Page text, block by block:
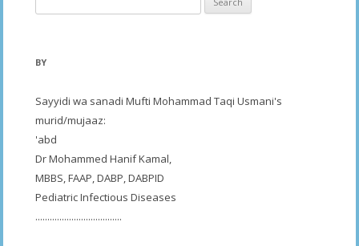
for:
BY
Sayyidi wa sanadi Mufti Mohammad Taqi Usmani's
murid/mujaaz:
'abd
Dr Mohammed Hanif Kamal,
MBBS, FAAP, DABP, DABPID
Pediatric Infectious Diseases
....................................